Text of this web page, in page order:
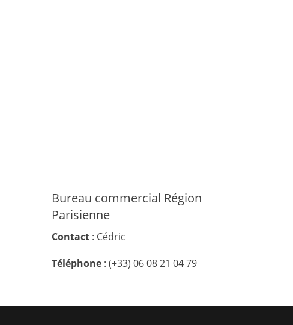
Bureau commercial Région
Parisienne
Contact : Cédric
Téléphone : (+33) 06 08 21 04 79